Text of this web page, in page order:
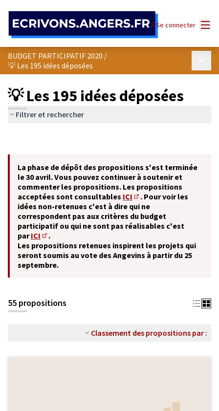
Se connecter
BUDGET PARTICIPATIF 2020 /
💡 Les 195 idées déposées
💡 Les 195 idées déposées
Filtrer et rechercher
La phase de dépôt des propositions s'est terminée
le 30 avril. Vous pouvez continuer à soutenir et
commenter les propositions. Les propositions
acceptées sont consultables ICI
(S'ouvre dans un nouvel
. Pour voir les
idées non-retenues c'est à dire qui ne
correspondent pas aux critères du budget
participatif ou qui ne sont pas réalisables c'est
parICI
(S'ouvre dans un nouvel onglet)
.
Les propositions retenues inspirent les projets qui
seront soumis au vote des Angevins à partir du 25
septembre.
55 propositions
Classement des propositions par :